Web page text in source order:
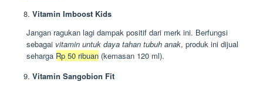
Vitamin Imboost Kids
Jangan ragukan lagi dampak positif dari merk ini. Berfungsi
sebagai vitamin untuk daya tahan tubuh anak, produk ini dijual
seharga Rp 50 ribuan (kemasan 120 ml).
Vitamin Sangobion Fit